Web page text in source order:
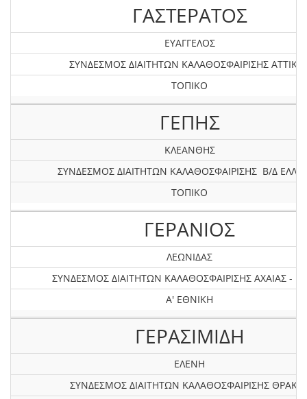
ΓΑΣΤΕΡΑΤΟΣ
ΕΥΑΓΓΕΛΟΣ
ΣΥΝΔΕΣΜΟΣ ΔΙΑΙΤΗΤΩΝ ΚΑΛΑΘΟΣΦΑΙΡΙΣΗΣ
ΤΟΠΙΚΟ
ΓΕΠΗΣ
ΚΛΕΑΝΘΗΣ
ΣΥΝΔΕΣΜΟΣ ΔΙΑΙΤΗΤΩΝ ΚΑΛΑΘΟΣΦΑΙΡΙΣΗΣ Β/Δ
ΤΟΠΙΚΟ
ΓΕΡΑΝΙΟΣ
ΛΕΩΝΙΔΑΣ
ΣΥΝΔΕΣΜΟΣ ΔΙΑΙΤΗΤΩΝ ΚΑΛΑΘΟΣΦΑΙΡΙΣΗΣ AXAIAΣ -
Α' ΕΘΝΙΚΗ
ΓΕΡΑΣΙΜΙΔΗ
ΕΛΕΝΗ
ΣΥΝΔΕΣΜΟΣ ΔΙΑΙΤΗΤΩΝ ΚΑΛΑΘΟΣΦΑΙΡΙΣΗΣ